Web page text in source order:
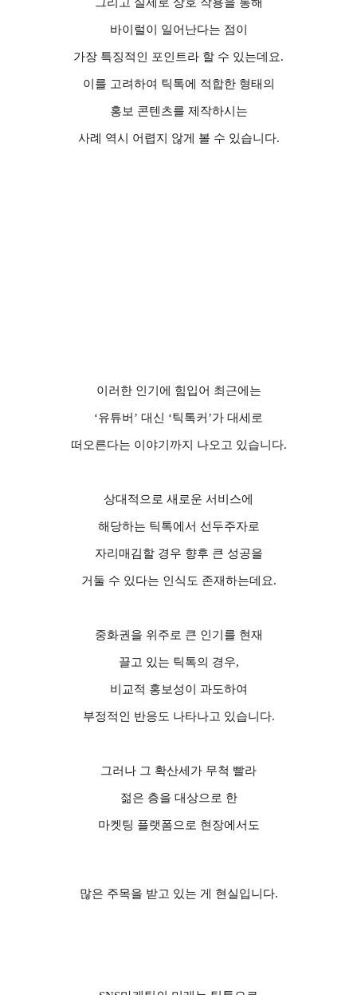
바이럴이 일어난다는 점이
가장 특징적인 포인트라 할 수 있는데요.
이를 고려하여 틱톡에 적합한 형태의
홍보 콘텐츠를 제작하시는
사례 역시 어렵지 않게 볼 수 있습니다.
이러한 인기에 힘입어 최근에는
‘유튜버 ’ 대신 ‘틱톡커 ’가 대세로
떠오른다는 이야기까지 나오고 있습니다.
상대적으로 새로운 서비스에
해당하는 틱톡에서 선두주자로
자리매김할 경우 향후 큰 성공을
거둘 수 있다는 인식도 존재하는데요.
중화권을 위주로 큰 인기를 현재
끌고 있는 틱톡의 경우,
비교적 홍보성이 과도하여
부정적인 반응도 나타나고 있습니다.
그러나 그 확산세가 무척 빨라
젊은 층을 대상으로 한
마켓팅 플랫폼으로 현장에서도
많은 주목을 받고 있는 게 현실입니다.